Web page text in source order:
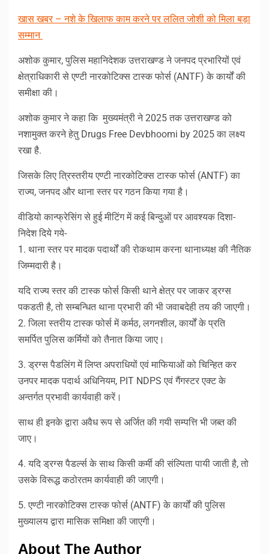
खास खबर – नशे के खिलाफ काम करने पर ललित जोशी को मिला बड़ा
सम्मान
अशोक कुमार, पुलिस महानिदेशक उत्तराखण्ड ने जनपद प्रभारियों एवं
क्षेत्राधिकारी से एण्टी नारकोटिक्स टास्क फोर्स (ANTF) के कार्यों की
समीक्षा की।
अशोक कुमार ने कहा कि मुख्यमंत्री ने 2025 तक उत्तराखण्ड को
नशामुक्त करने हेतु Drugs Free Devbhoomi by 2025 का लक्ष्य
रखा है.
जिसके लिए त्रिस्तरीय एण्टी नारकोटिक्स टास्क फोर्स (ANTF) का
राज्य, जनपद और थाना स्तर पर गठन किया गया है।
वीडियो कान्फ्रेसिंग से हुई मीटिंग में कई बिन्दुओं पर आवश्यक दिशा-
निदेश दिये गये-
1. थाना स्तर पर मादक पदार्थों की रोकथाम करना थानाध्यक्ष की नैतिक
जिम्मदारी है।
यदि राज्य स्तर की टास्क फोर्स किसी थाने क्षेत्र पर जाकर ड्रग्स
पकडती है, तो सम्बन्धित थाना प्रभारी की भी जवाबदेही तय की जाएगी।
2. जिला स्तरीय टास्क फोर्स में कर्मठ, लगनशील, कार्यों के प्रति
समर्पित पुलिस कर्मियों को तैनात किया जाए।
3. ड्रग्स पैडलिंग में लिप्त अपराधियों एवं माफियाओं को चिन्हित कर
उनपर मादक पदार्थ अधिनियम, PIT NDPS एवं गैंगस्टर एक्ट के
अन्तर्गत प्रभावी कार्यवाही करें।
साथ ही इनके द्वारा अवैध रूप से अर्जित की गयी सम्पत्ति भी जब्त की
जाए।
4. यदि ड्रग्स पैडर्ल्स के साथ किसी कर्मी की संल्पिता पायी जाती है, तो
उसके विरूद्ध कठोरतम कार्यवाही की जाएगी।
5. एण्टी नारकोटिक्स टास्क फोर्स (ANTF) के कार्यों की पुलिस
मुख्यालय द्वारा मासिक समिक्षा की जाएगी।
About The Author